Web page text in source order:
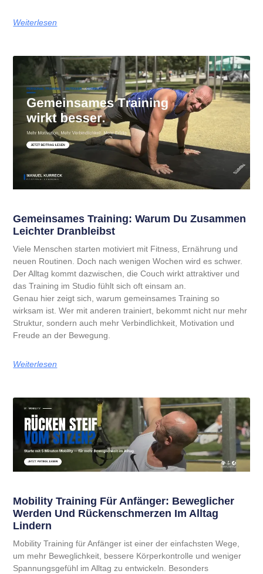
Weiterlesen
Gemeinsames Training: Warum Du Zusammen
Leichter Dranbleibst
Viele Menschen starten motiviert mit Fitness, Ernährung und
neuen Routinen. Doch nach wenigen Wochen wird es schwer.
Der Alltag kommt dazwischen, die Couch wirkt attraktiver und
das Training im Studio fühlt sich oft einsam an.
Genau hier zeigt sich, warum gemeinsames Training so
wirksam ist. Wer mit anderen trainiert, bekommt nicht nur mehr
Struktur, sondern auch mehr Verbindlichkeit, Motivation und
Freude an der Bewegung.
Weiterlesen
Mobility Training Für Anfänger: Beweglicher
Werden Und Rückenschmerzen Im Alltag
Lindern
Mobility Training für Anfänger ist einer der einfachsten Wege,
um mehr Beweglichkeit, bessere Körperkontrolle und weniger
Spannungsgefühl im Alltag zu entwickeln. Besonders